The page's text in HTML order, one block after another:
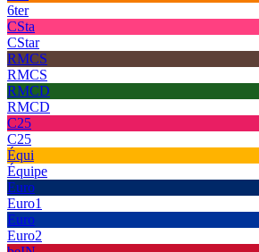
6ter
CSta
CStar
RMCS
RMCS
RMCD
RMCD
C25
C25
Équi
Équipe
Euro
Euro1
Euro
Euro2